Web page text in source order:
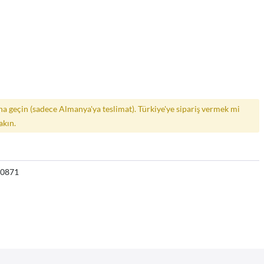
geçin (sadece Almanya'ya teslimat). Türkiye'ye sipariş vermek mi